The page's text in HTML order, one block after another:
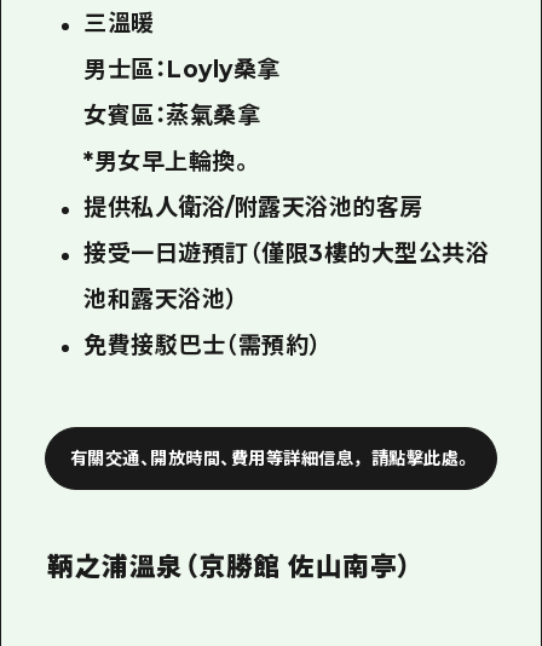
三溫暖
男士區：Loyly桑拿
女賓區：蒸氣桑拿
*男女早上輪換。
提供私人衛浴/附露天浴池的客房
接受一日遊預訂（僅限3樓的大型公共浴
池和露天浴池）
免費接駁巴士（需預約）
有關交通、開放時間、費用等詳細信息，請點擊此處。
鞆之浦溫泉（京勝館 佐山南亭）